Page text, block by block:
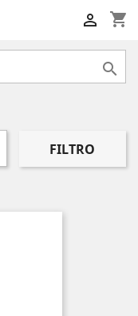
shopping_cart


FILTRO